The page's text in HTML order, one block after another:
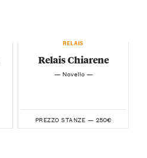
RELAIS
Relais Chiarene
— Novello —
PREZZO STANZE — 250€